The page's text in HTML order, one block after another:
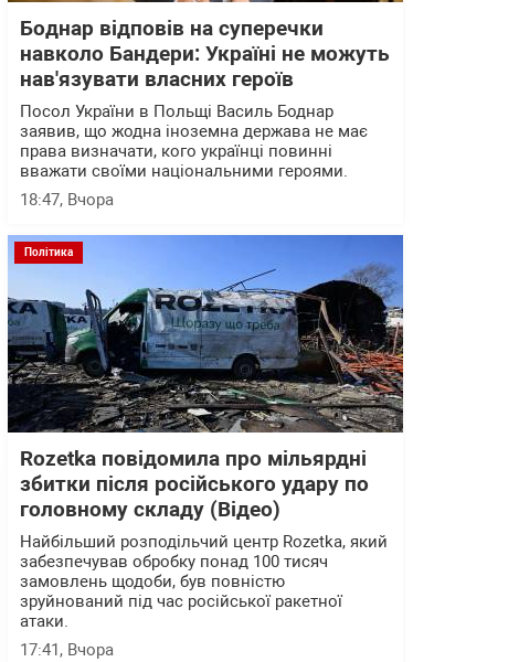
Боднар відповів на суперечки
навколо Бандери: Україні не можуть
нав'язувати власних героїв
Посол України в Польщі Василь Боднар
заявив, що жодна іноземна держава не має
права визначати, кого українці повинні
вважати своїми національними героями.
18:47, Вчора
Політика
Rozetka повідомила про мільярдні
збитки після російського удару по
головному складу (Відео)
Найбільший розподільчий центр Rozetka, який
забезпечував обробку понад 100 тисяч
замовлень щодоби, був повністю
зруйнований під час російської ракетної
атаки.
17:41, Вчора